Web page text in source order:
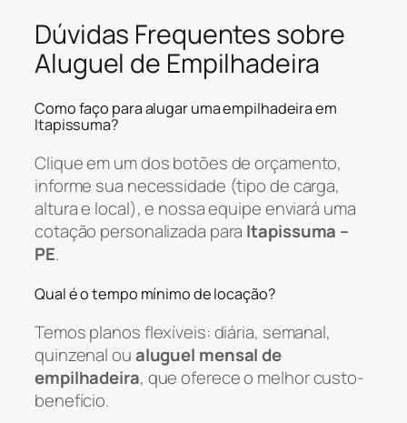
Dúvidas Frequentes sobre
Aluguel de Empilhadeira
Como faço para alugar uma empilhadeira em
Itapissuma?
Clique em um dos botões de orçamento,
informe sua necessidade (tipo de carga,
altura e local), e nossa equipe enviará uma
cotação personalizada para Itapissuma –
PE.
Qual é o tempo mínimo de locação?
Temos planos flexíveis: diária, semanal,
quinzenal oualuguel mensal de
empilhadeira, que oferece o melhor custo-
benefício.